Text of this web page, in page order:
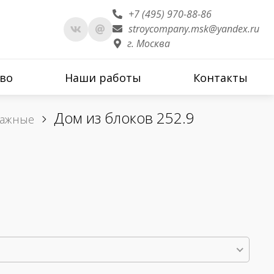
+7 (495) 970-88-86
stroycompany.msk@yandex.ru
г. Москва
Наши работы Контакты
Дом из блоков 252.9